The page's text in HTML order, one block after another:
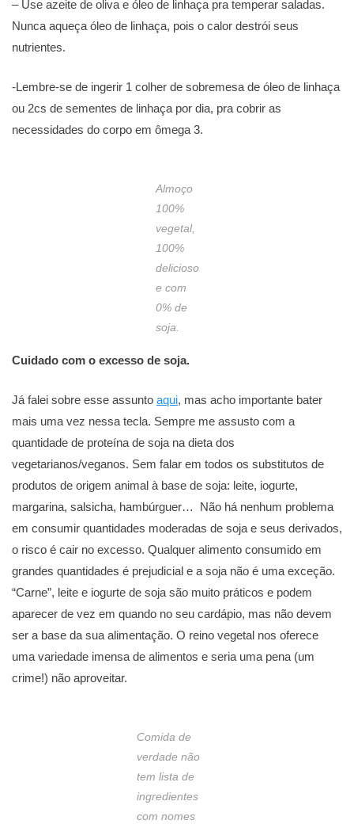
– Use azeite de oliva e óleo de linhaça pra temperar saladas.
Nunca aqueça óleo de linhaça, pois o calor destrói seus
nutrientes.
-Lembre-se de ingerir 1 colher de sobremesa de óleo de linhaça
ou 2cs de sementes de linhaça por dia, pra cobrir as
necessidades do corpo em ômega 3.
Almoço
100%
vegetal,
100%
delicioso
e com
0% de
soja.
Cuidado com o excesso de soja.
Já falei sobre esse assunto aqui, mas acho importante bater
mais uma vez nessa tecla. Sempre me assusto com a
quantidade de proteína de soja na dieta dos
vegetarianos/veganos. Sem falar em todos os substitutos de
produtos de origem animal à base de soja: leite, iogurte,
margarina, salsicha, hambúrguer… Não há nenhum problema
em consumir quantidades moderadas de soja e seus derivados,
o risco é cair no excesso. Qualquer alimento consumido em
grandes quantidades é prejudicial e a soja não é uma exceção.
“Carne”, leite e iogurte de soja são muito práticos e podem
aparecer de vez em quando no seu cardápio, mas não devem
ser a base da sua alimentação. O reino vegetal nos oferece
uma variedade imensa de alimentos e seria uma pena (um
crime!) não aproveitar.
Comida de
verdade não
tem lista de
ingredientes
com nomes